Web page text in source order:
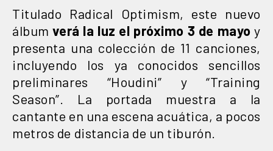
Titulado Radical Optimism, este nuevo
álbum verá la luz el próximo 3 de mayo y
presenta una colección de 11 canciones,
incluyendo los ya conocidos sencillos
preliminares “Houdini” y “Training
Season”. La portada muestra a la
cantante en una escena acuática, a pocos
metros de distancia de un tiburón.